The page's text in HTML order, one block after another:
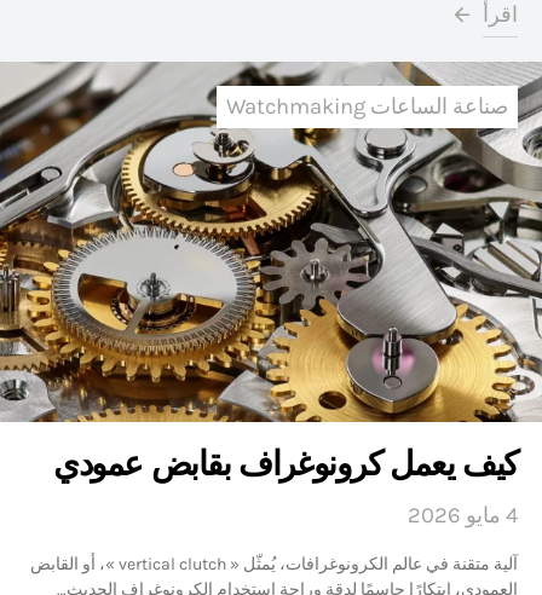
اقرأ
صناعة الساعات Watchmaking
كيف يعمل كرونوغراف بقابض عمودي
4 مايو 2026
آلية متقنة في عالم الكرونوغرافات، يُمثّل « vertical clutch »، أو القابض
العمودي، ابتكارًا حاسمًا لدقة وراحة استخدام الكرونوغراف الحديث…